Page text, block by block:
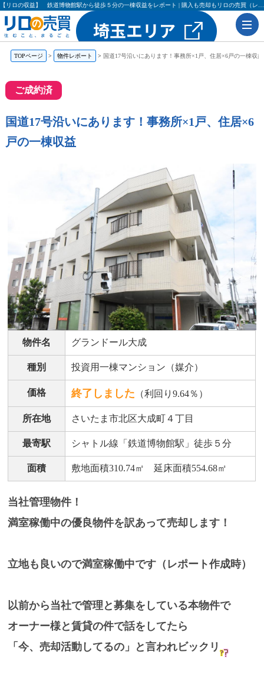
TOPページ 物件レポート 国道17号沿いにあります！事務所×1戸、住居×6戸の一棟収益
ご成約済
国道17号沿いにあります！事務所×1戸、住居×6
戸の一棟収益
物件名 グランドール大成
種別 投資用一棟マンション（媒介）
価格 終了しました （利回り9.64％）
所在地 さいたま市北区大成町４丁目
最寄駅 シャトル線「鉄道博物館駅」徒歩５分
面積 敷地面積310.74㎡ 延床面積554.68㎡
当社管理物件！
満室稼働中の優良物件を訳あって売却します！
立地も良いので満室稼働中です（レポート作成時）
以前から当社で管理と募集をしている本物件で
オーナー様と賃貸の件で話をしてたら
「今、売却活動してるの」と言われビックリ